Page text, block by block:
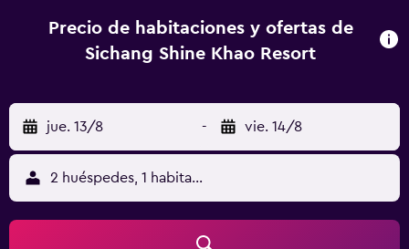
Precio de habitaciones y ofertas de
Sichang Shine Khao Resort
jue. 13/8 - vie. 14/8
2 huéspedes, 1 habitación